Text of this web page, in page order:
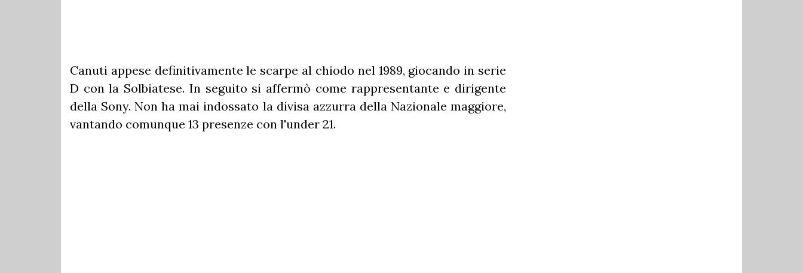
Canuti appese definitivamente le scarpe al chiodo nel 1989, giocando in serie
D con la Solbiatese. In seguito si affermò come rappresentante e dirigente
della Sony. Non ha mai indossato la divisa azzurra della Nazionale maggiore,
vantando comunque 13 presenze con l'under 21.